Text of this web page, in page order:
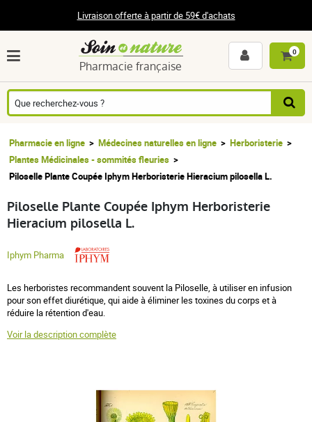
Livraison offerte à partir de 59€ d'achats
Pharmacie française
0
Pharmacie en ligne Médecines naturelles en ligne
Herboristerie
Plantes Médicinales - sommités fleuries
Piloselle Plante Coupée Iphym Herboristerie Hieracium pilosella L.
Piloselle Plante Coupée Iphym Herboristerie
Hieracium pilosella L.
Iphym Pharma
Les herboristes recommandent souvent la Piloselle, à utiliser en infusion
pour son effet diurétique, qui aide à éliminer les toxines du corps et à
réduire la rétention d'eau.
Voir la description complète